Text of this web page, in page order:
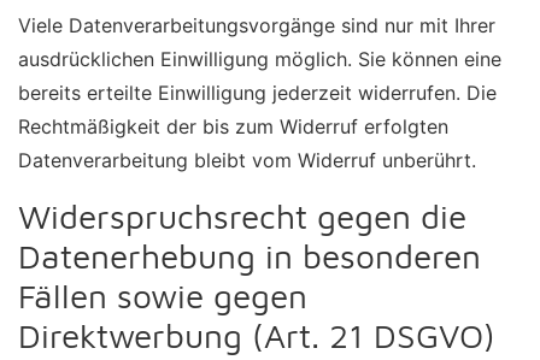
Viele Datenverarbeitungsvorgänge sind nur mit Ihrer
ausdrücklichen Einwilligung möglich. Sie können eine
bereits erteilte Einwilligung jederzeit widerrufen. Die
Rechtmäßigkeit der bis zum Widerruf erfolgten
Datenverarbeitung bleibt vom Widerruf unberührt.
Widerspruchsrecht gegen die
Datenerhebung in besonderen
Fällen sowie gegen
Direktwerbung (Art. 21 DSGVO)